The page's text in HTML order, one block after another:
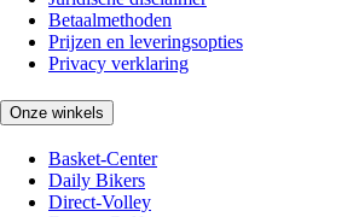
Betaalmethoden
Prijzen en leveringsopties
Privacy verklaring
Onze winkels
Basket-Center
Daily Bikers
Direct-Volley